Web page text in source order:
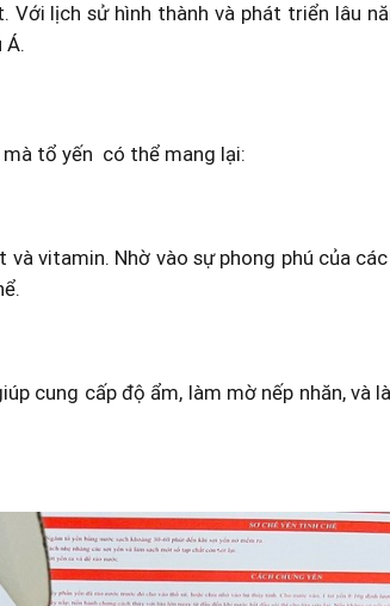
lịch sử hình thành và phát triển lâu
Á.
mà tổ yến có thể mang lại:
vitamin. Nhờ vào sự phong phú của
cung cấp độ ẩm, làm mờ nếp nhăn, và